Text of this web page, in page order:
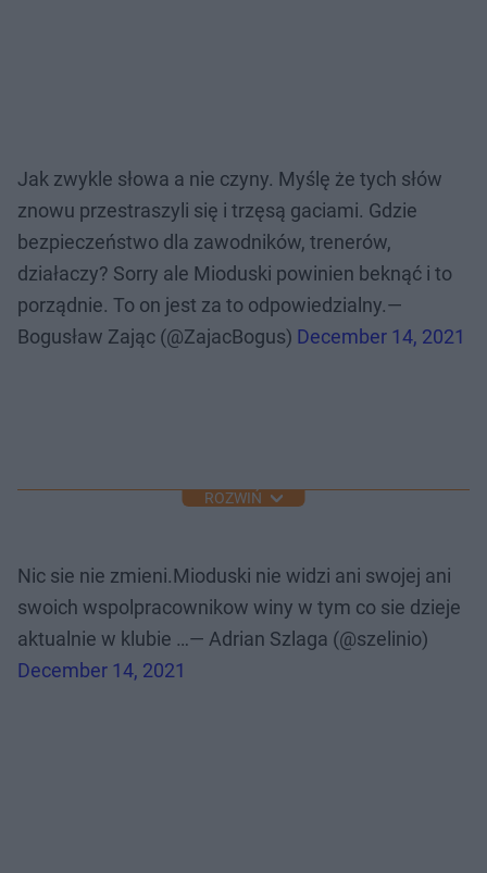
Jak zwykle słowa a nie czyny. Myślę że tych słów
znowu przestraszyli się i trzęsą gaciami. Gdzie
bezpieczeństwo dla zawodników, trenerów,
działaczy? Sorry ale Mioduski powinien beknąć i to
porządnie. To on jest za to odpowiedzialny.—
Bogusław Zając (@ZajacBogus) December 14, 2021
ROZWIŃ
Nic sie nie zmieni.Mioduski nie widzi ani swojej ani
swoich wspolpracownikow winy w tym co sie dzieje
aktualnie w klubie …— Adrian Szlaga (@szelinio)
December 14, 2021